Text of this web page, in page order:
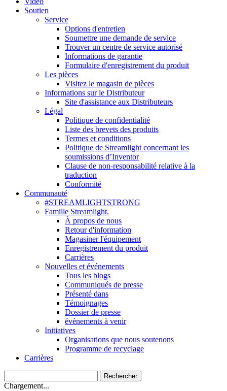
Soutien
Service
Options d'entretien
Soumettre une demande de service
Trouver un centre de service autorisé
Informations de garantie
Formulaire d'enregistrement du produit
Les pièces
Visitez le magasin de pièces
Informations sur le Distributeur
Site d'assistance aux Distributeurs
Légal
Politique de confidentialité
Liste des brevets des produits
Termes et conditions
Politique de Streamlight concernant les
soumissions d’Inventor
Clause de non-responsabilité relative à la
traduction
Conformité
Communauté
#STREAMLIGHTSTRONG
Famille Streamlight.
À propos de nous
Retour d'information
Magasiner l'équipement
Enregistrement du produit
Carrières
Nouvelles et événements
Tous les blogs
Communiqués de presse
Présenté dans
Témoignages
Dossier de presse
évènements à venir
Initiatives
Organisations que nous soutenons
Programme de recyclage
Carrières
Chargement...